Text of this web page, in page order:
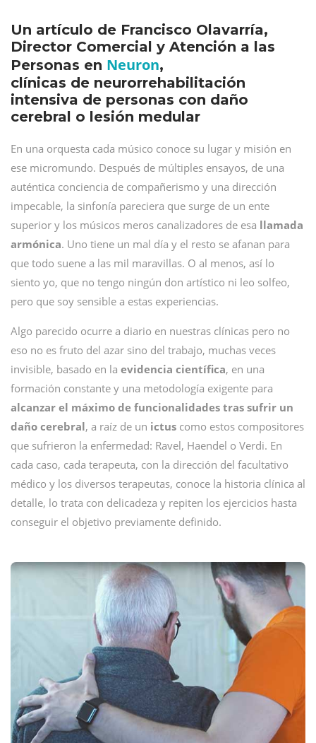
Un artículo de Francisco Olavarría,
Director Comercial y Atención a las
Personas en Neuron,
clínicas de neurorrehabilitación
intensiva de personas con daño
cerebral o lesión medular
En una orquesta cada músico conoce su lugar y misión en
ese micromundo. Después de múltiples ensayos, de una
auténtica conciencia de compañerismo y una dirección
impecable, la sinfonía pareciera que surge de un ente
superior y los músicos meros canalizadores de esa llamada
armónica. Uno tiene un mal día y el resto se afanan para
que todo suene a las mil maravillas. O al menos, así lo
siento yo, que no tengo ningún don artístico ni leo solfeo,
pero que soy sensible a estas experiencias.
Algo parecido ocurre a diario en nuestras clínicas pero no
eso no es fruto del azar sino del trabajo, muchas veces
invisible, basado en la evidencia científica, en una
formación constante y una metodología exigente para
alcanzar el máximo de funcionalidades tras sufrir un
daño cerebral, a raíz de un ictus como estos compositores
que sufrieron la enfermedad: Ravel, Haendel o Verdi. En
cada caso, cada terapeuta, con la dirección del facultativo
médico y los diversos terapeutas, conoce la historia clínica al
detalle, lo trata con delicadeza y repiten los ejercicios hasta
conseguir el objetivo previamente definido.